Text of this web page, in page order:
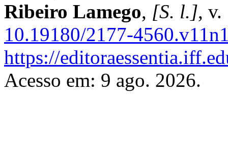
Ribeiro Lamego, [S. l.],
10.19180/2177-
https://
Acesso em: 9 ago. 2026.